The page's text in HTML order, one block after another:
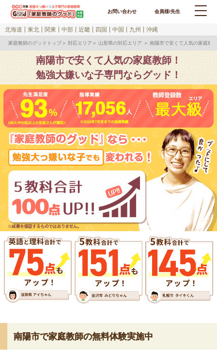
お問い合わせ 会員様/先生
北海道 東北 関東 中部 近畿 四国 中国 九州 沖縄
家庭教師のグッドトップ 対応エリア 山形県の対応エリア 南陽市で安くて人気の家庭教
南陽市で安くて人気の家庭教師！
勉強大嫌いな子専門ならグッド！
南陽市で家庭教師の無料体験実施中